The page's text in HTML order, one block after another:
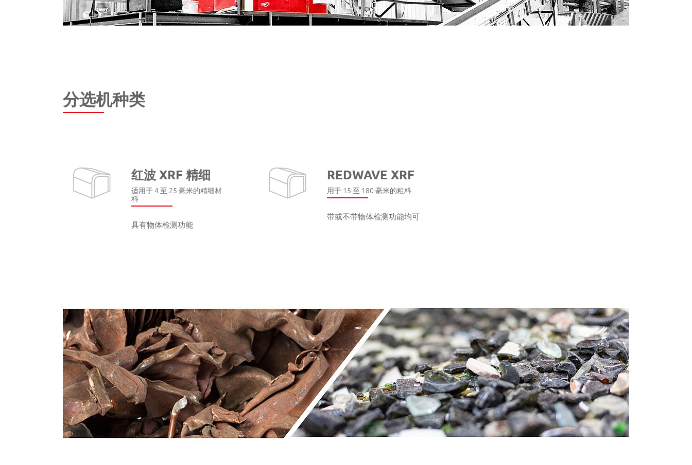
分选机种类
红波 XRF 精细
适用于 4 至 25 毫米的精细材
料
具有物体检测功能
REDWAVE XRF
用于 15 至 180 毫米的粗料
带或不带物体检测功能均可